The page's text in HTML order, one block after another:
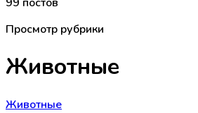
Просмотр рубрики
Животные
Животные